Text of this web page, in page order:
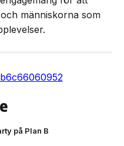
människorna som
på Plan B